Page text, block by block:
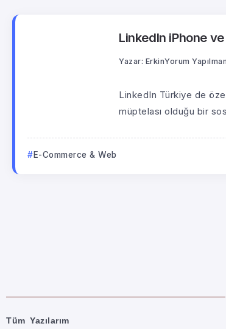
LinkedIn iPhone
Yazar: ErkinYorum
LinkedIn Türkiye de
müptelası olduğu bir
E-Commerce & Web
Tüm Yazılarım